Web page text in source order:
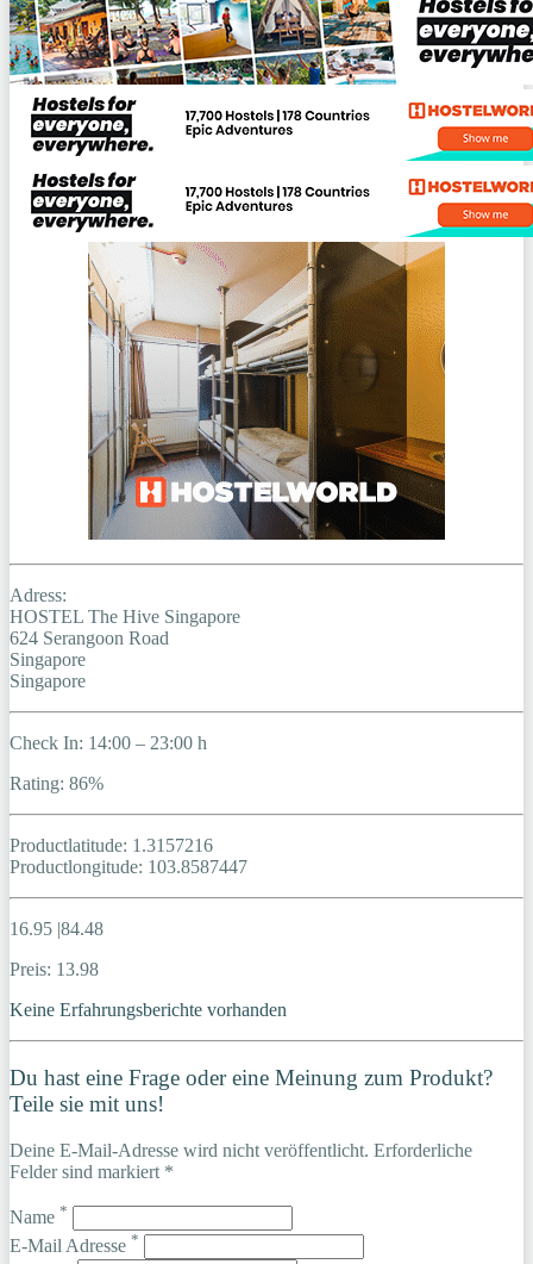
Adress:
HOSTEL The Hive Singapore
624 Serangoon Road
Singapore
Singapore
Check In: 14:00 – 23:00 h
Rating: 86%
Productlatitude: 1.3157216
Productlongitude: 103.8587447
16.95 |84.48
Preis: 13.98
Keine Erfahrungsberichte vorhanden
Du hast eine Frage oder eine Meinung zum Produkt?
Teile sie mit uns!
Deine E-Mail-Adresse wird nicht veröffentlicht. Erforderliche
Felder sind markiert *
Name *
E-Mail Adresse *